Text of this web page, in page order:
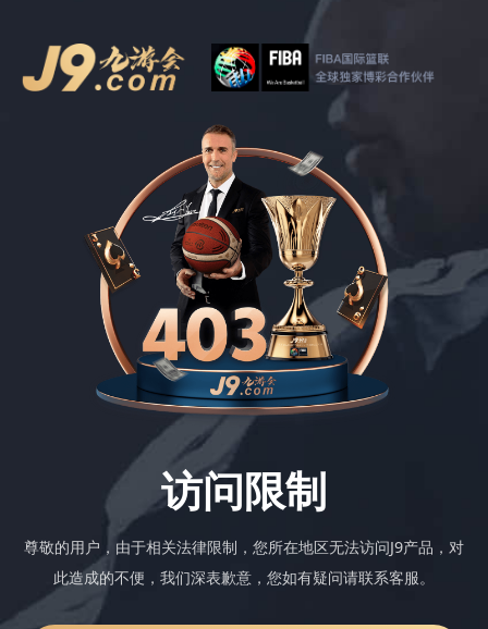
访问限制
尊敬的用户，由于相关法律限制，您所在地区无法访问J9产品，对
此造成的不便，我们深表歉意，您如有疑问请联系客服。